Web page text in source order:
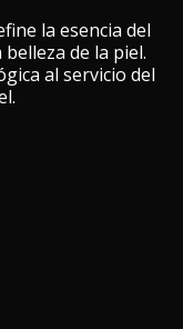
la esencia del
de la piel.
al servicio del